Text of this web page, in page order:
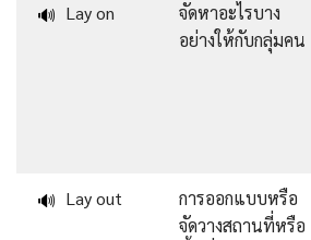
🔊 Lay on
จัดหาอะไรบาง
อย่างให้กับกลุ่มคน
🔊 Lay out
การออกแบบหรือ
จัดวางสถานที่หรือ